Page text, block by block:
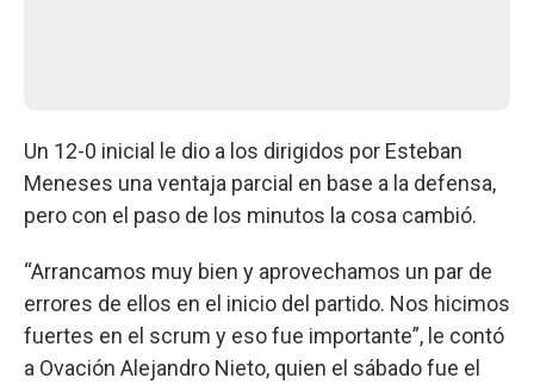
Un 12-0 inicial le dio a los dirigidos por Esteban
Meneses una ventaja parcial en base a la defensa,
pero con el paso de los minutos la cosa cambió.
“Arrancamos muy bien y aprovechamos un par de
errores de ellos en el inicio del partido. Nos hicimos
fuertes en el scrum y eso fue importante”, le contó
a Ovación Alejandro Nieto, quien el sábado fue el